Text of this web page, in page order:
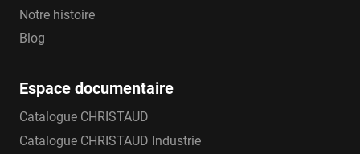
Notre histoire
Blog
Espace documentaire
Catalogue CHRISTAUD
Catalogue CHRISTAUD Industrie